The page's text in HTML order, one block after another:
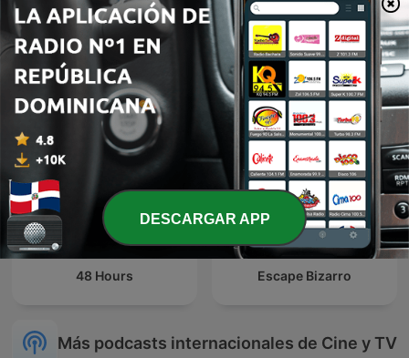
Ay Por Favor Três é Demais
48 Hours Escape Bizarro
Más podcasts internacionales de Cine y TV
DESCARGAR APP